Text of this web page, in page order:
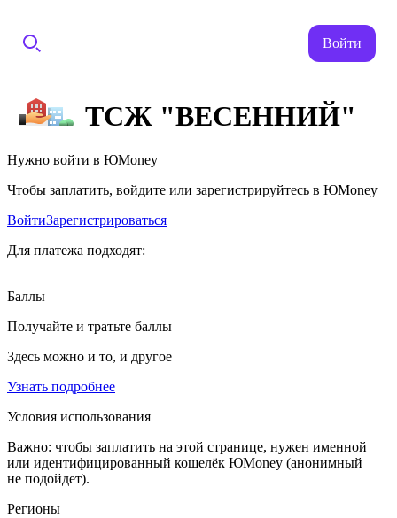
Войти
ТСЖ "ВЕСЕННИЙ"
Нужно войти в ЮMoney
Чтобы заплатить, войдите или зарегистрируйтесь в ЮMoney
ВойтиЗарегистрироваться
Для платежа подходят:
Баллы
Получайте и тратьте баллы
Здесь можно и то, и другое
Узнать подробнее
Условия использования
Важно: чтобы заплатить на этой странице, нужен именной
или идентифицированный кошелёк ЮMoney (анонимный
не подойдет).
Регионы